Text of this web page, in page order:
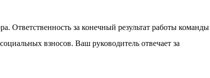
Ответственность за конечный результат работы команды
взносов. Ваш руководитель отвечает за